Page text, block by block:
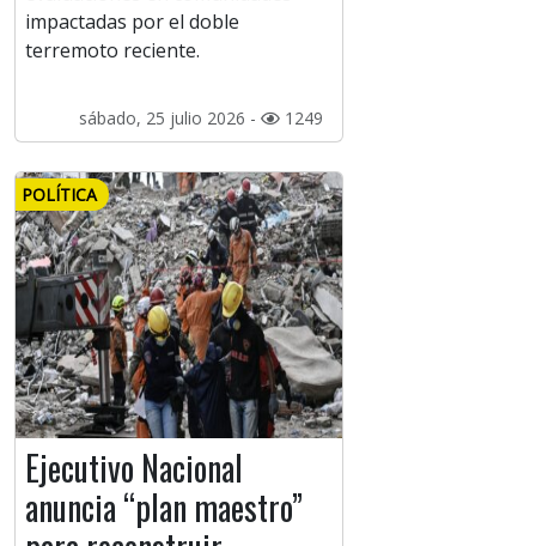
impactadas por el doble
terremoto reciente.
sábado, 25 julio 2026 - 1249
POLÍTICA
Ejecutivo Nacional
anuncia “plan maestro”